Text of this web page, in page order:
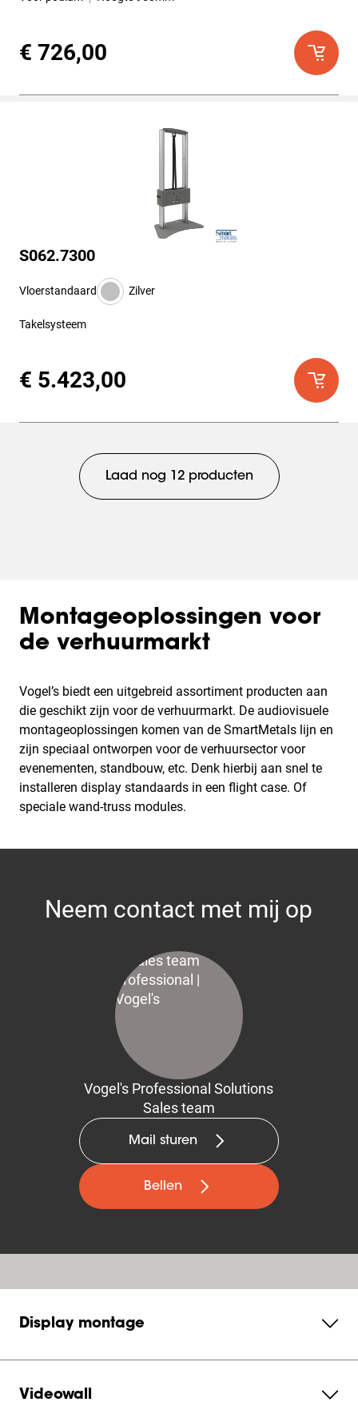
€ 726,00
S062.7300
Vloerstandaard Zilver
Takelsysteem
€ 5.423,00
Laad nog 12 producten
Montageoplossingen voor
de verhuurmarkt
Vogel’s biedt een uitgebreid assortiment producten aan
die geschikt zijn voor de verhuurmarkt. De audiovisuele
montageoplossingen komen van de SmartMetals lijn en
zijn speciaal ontworpen voor de verhuursector voor
evenementen, standbouw, etc. Denk hierbij aan snel te
installeren display standaards in een flight case. Of
speciale wand-truss modules.
Neem contact met mij op
Vogel's Professional Solutions
Sales team
Mail sturen
Bellen
Display montage
Videowall